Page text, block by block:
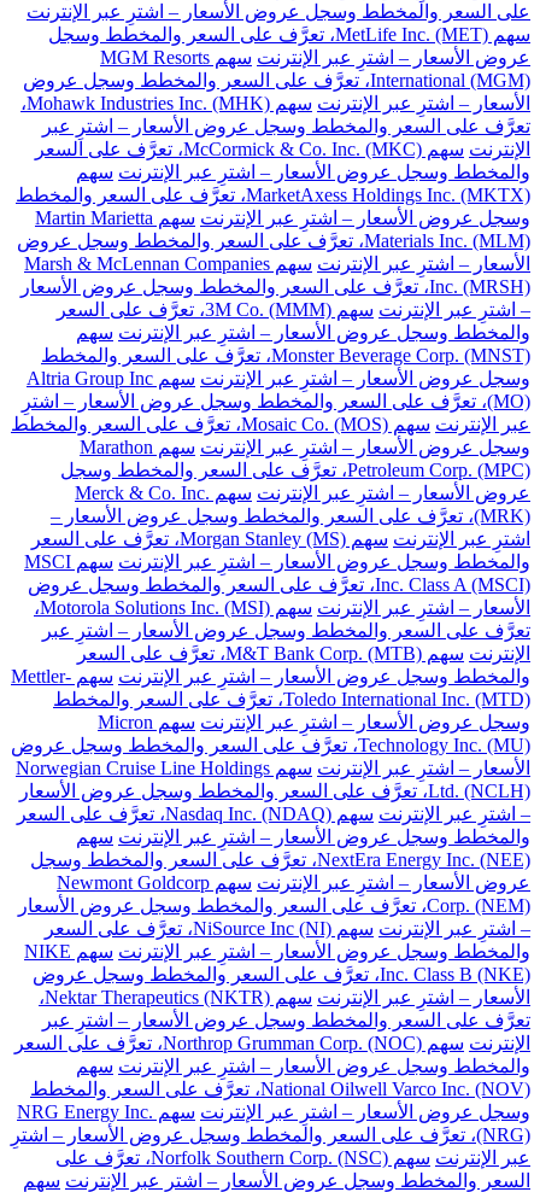
على السعر والمخطط وسجل عروض الأسعار – اشترِ عبر الإنترنت
سهم MetLife Inc. (MET)، تعرَّف على السعر والمخطط وسجل
عروض الأسعار – اشترِ عبر الإنترنت
سهم MGM Resorts
International (MGM)، تعرَّف على السعر والمخطط وسجل عروض
الأسعار – اشترِ عبر الإنترنت
سهم Mohawk Industries Inc. (MHK)،
تعرَّف على السعر والمخطط وسجل عروض الأسعار – اشترِ عبر
الإنترنت
سهم McCormick & Co. Inc. (MKC)، تعرَّف على السعر
والمخطط وسجل عروض الأسعار – اشترِ عبر الإنترنت سهم
MarketAxess Holdings Inc. (MKTX)، تعرَّف على السعر والمخطط
وسجل عروض الأسعار – اشترِ عبر الإنترنت
سهم Martin Marietta
Materials Inc. (MLM)، تعرَّف على السعر والمخطط وسجل عروض
الأسعار – اشترِ عبر الإنترنت
سهم Marsh & McLennan Companies
Inc. (MRSH)، تعرَّف على السعر والمخطط وسجل عروض الأسعار
– اشترِ عبر الإنترنت
سهم 3M Co. (MMM)، تعرَّف على السعر
والمخطط وسجل عروض الأسعار – اشترِ عبر الإنترنت سهم
Monster Beverage Corp. (MNST)، تعرَّف على السعر والمخطط
وسجل عروض الأسعار – اشترِ عبر الإنترنت
سهم Altria Group Inc
(MO)، تعرَّف على السعر والمخطط وسجل عروض الأسعار – اشترِ
عبر الإنترنت
سهم Mosaic Co. (MOS)، تعرَّف على السعر والمخطط
وسجل عروض الأسعار – اشترِ عبر الإنترنت
سهم Marathon
Petroleum Corp. (MPC)، تعرَّف على السعر والمخطط وسجل
عروض الأسعار – اشترِ عبر الإنترنت
سهم Merck & Co. Inc.
(MRK)، تعرَّف على السعر والمخطط وسجل عروض الأسعار –
اشترِ عبر الإنترنت
سهم Morgan Stanley (MS)، تعرَّف على السعر
والمخطط وسجل عروض الأسعار – اشترِ عبر الإنترنت
سهم MSCI
Inc. Class A (MSCI)، تعرَّف على السعر والمخطط وسجل عروض
الأسعار – اشترِ عبر الإنترنت
سهم Motorola Solutions Inc. (MSI)،
تعرَّف على السعر والمخطط وسجل عروض الأسعار – اشترِ عبر
الإنترنت
سهم M&T Bank Corp. (MTB)، تعرَّف على السعر
والمخطط وسجل عروض الأسعار – اشترِ عبر الإنترنت
سهم Mettler-
Toledo International Inc. (MTD)، تعرَّف على السعر والمخطط
وسجل عروض الأسعار – اشترِ عبر الإنترنت
سهم Micron
Technology Inc. (MU)، تعرَّف على السعر والمخطط وسجل عروض
الأسعار – اشترِ عبر الإنترنت
سهم Norwegian Cruise Line Holdings
Ltd. (NCLH)، تعرَّف على السعر والمخطط وسجل عروض الأسعار
– اشترِ عبر الإنترنت
سهم Nasdaq Inc. (NDAQ)، تعرَّف على السعر
والمخطط وسجل عروض الأسعار – اشترِ عبر الإنترنت سهم
NextEra Energy Inc. (NEE)، تعرَّف على السعر والمخطط وسجل
عروض الأسعار – اشترِ عبر الإنترنت
سهم Newmont Goldcorp
Corp. (NEM)، تعرَّف على السعر والمخطط وسجل عروض الأسعار
– اشترِ عبر الإنترنت
سهم NiSource Inc (NI)، تعرَّف على السعر
والمخطط وسجل عروض الأسعار – اشترِ عبر الإنترنت
سهم NIKE
Inc. Class B (NKE)، تعرَّف على السعر والمخطط وسجل عروض
الأسعار – اشترِ عبر الإنترنت
سهم Nektar Therapeutics (NKTR)،
تعرَّف على السعر والمخطط وسجل عروض الأسعار – اشترِ عبر
الإنترنت
سهم Northrop Grumman Corp. (NOC)، تعرَّف على السعر
والمخطط وسجل عروض الأسعار – اشترِ عبر الإنترنت سهم
National Oilwell Varco Inc. (NOV)، تعرَّف على السعر والمخطط
وسجل عروض الأسعار – اشترِ عبر الإنترنت
سهم NRG Energy Inc.
(NRG)، تعرَّف على السعر والمخطط وسجل عروض الأسعار – اشترِ
عبر الإنترنت
سهم Norfolk Southern Corp. (NSC)، تعرَّف على
السعر والمخطط وسجل عروض الأسعار – اشترِ عبر الإنترنت سهم